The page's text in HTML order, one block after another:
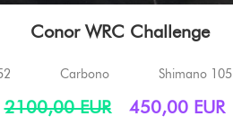
Conor WRC Challenge
Carbono Shimano 105
2100,00 EUR 450,00 EUR